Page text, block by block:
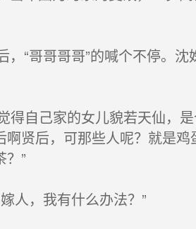
“哥哥哥哥”的喊个不停。沈
得自己家的女儿貌若天仙，
贤后，可那些人呢？就是鸡
”
人，我有什么办法？”